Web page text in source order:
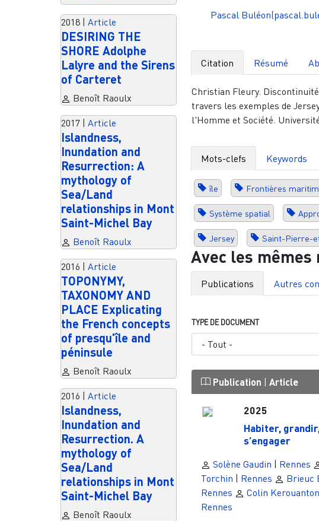
2018 | Article
DESIRING THE
SHORE Adolphe
Lalyre and the Sirens
of Carteret
Benoît Raoulx
2017 | Article
Islandness,
Inundation and
Resurrection: A
mythology of
Sea/Land
relationships in Mont
Saint-Michel Bay
Benoît Raoulx
2016 | Article
TOPONYMY,
TAXONOMY AND
PLACE Explicating
the French concepts
of presqu'île and
péninsule
Benoît Raoulx
2016 | Article
Islandness,
Inundation and
Resurrection. A
mythology of
Sea/Land
relationships in Mont
Saint-Michel Bay
Benoît Raoulx
Pascal
Citation Résumé
Christian Fleury.
travers les exemples de
l'Homme et Société.
Mots-clefs Keywords
île Frontières
Système spatial
Jersey Saint-Pierre-
Avec les
Publications Autres
TYPE DE DOCUMENT
Publication |Article
2025
Habiter,
s’engager
Solène Gaudin | Rennes
Torchin | Rennes Brieuc
Rennes
Colin Kerouanton
Rennes